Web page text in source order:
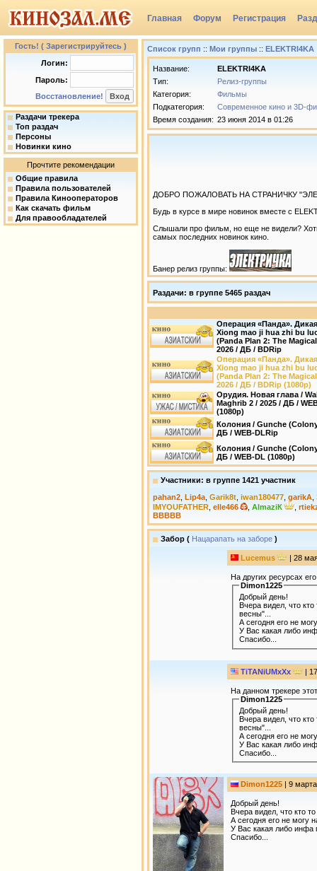
Главная Форум Регистрация
Группы
Гость! ( Зарегистрируйтесь )
Логин:
Пароль:
Восстановление!
Раздачи трекера
Топ раздач
Персоны
Новинки кино
Прочтите рекомендации
Общие правила
Правила пользователей
Правила Кинооператоров
Как скачать фильм
Для правообладателей
Список групп :: Мои группы :: ELEKTRI4KA
Название:
ELEKTRI4KA
Тип:
Релиз-группы
Категория:
Фильмы
Подкатегория:
Современное кино и 3D-
Время создания: 23 июня 2014 в 01:26
ДОБРО ПОЖАЛОВАТЬ НА СТРАНИЧКУ
Будь в курсе в мире новинок вместе с
Слышали про фильм, но еще не видели?
самых последних новинок кино.
Банер релиз группы:
Раздачи: в группе 5465 раздач
Операция «Панда».
Xiong mao ji hua zhi bu
(Panda Plan 2: The
2026 / ДБ / BDRip
Операция «Панда».
Xiong mao ji hua zhi bu
(Panda Plan 2: The
2026 / ДБ / BDRip (1080p)
Орудия. Новая глава /
Maghrib 2 / 2025 / ДБ /
(1080p)
Колония / Gunche
ДБ / WEB-DLRip
Колония / Gunche
ДБ / WEB-DL (1080p)
Участники: в группе 1421 участник
pahan2 Lip4a Garik8t iwan180477 garikA
IMYOUFATHER elle466 AlmaziК
ВВВВВ
Забор ( Нацарапать на заборе )
Lucemus | 28
На других ресурсах
Dimon1225
Добрый день!
Вчера видел, что
весны"...
А сегодня его не
У Вас какая либо
Спасибо...
TiTANiUMxXx |
На данном трекере
Dimon1225
Добрый день!
Вчера видел, что
весны"...
А сегодня его не
У Вас какая либо
Спасибо...
Dimon1225 | 9
Добрый день!
Вчера видел, что кто
А сегодня его не могу
У Вас какая либо инфа
Спасибо...